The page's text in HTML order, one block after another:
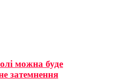
можна буде
затемнення